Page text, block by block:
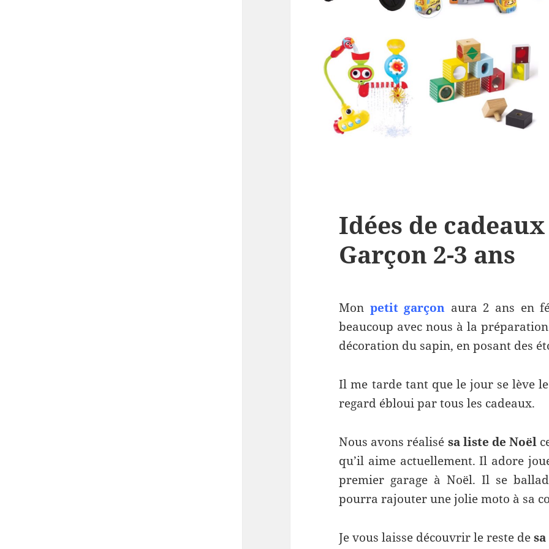
Idées de
Garçon 2-3 ans
Mon petit garçon aura 2 ans en
beaucoup avec nous à la
décoration du sapin, en posant des
Il me tarde tant que le jour se lève
regard ébloui par tous les cadeaux.
Nous avons réalisé sa liste de Noël
qu’il aime actuellement. Il adore
premier garage à Noël. Il se
pourra rajouter une jolie moto à sa
Je vous laisse découvrir le reste de